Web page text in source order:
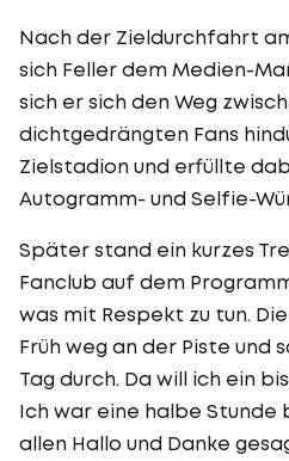
Nach der Zieldurchfahrt
sich Feller dem Medien-
sich er sich den Weg
dichtgedrängten Fans
Zielstadion und erfüllte
Autogramm- und Selfie-
Später stand ein kurzes
Fanclub auf dem
was mit Respekt zu tun.
Früh weg an der Piste und
Tag durch. Da will ich ein
Ich war eine halbe Stunde
allen Hallo und Danke